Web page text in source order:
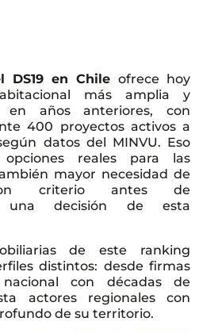
DS19 en Chile ofrece hoy
más amplia y
en años anteriores, con
400 proyectos activos a
datos del MINVU. Eso
reales para las
mayor necesidad de
criterio antes de
una decisión de esta
de este ranking
distintos: desde firmas
con décadas de
actores regionales con
de su territorio.